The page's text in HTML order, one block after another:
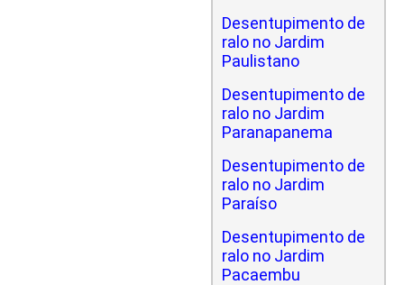
Desentupimento de
ralo no Jardim
Paulistano
Desentupimento de
ralo no Jardim
Paranapanema
Desentupimento de
ralo no Jardim
Paraíso
Desentupimento de
ralo no Jardim
Pacaembu